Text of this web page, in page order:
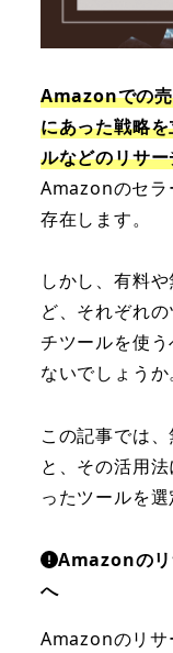
Amazonでの
にあった戦略
ルなどのリサ
Amazonのセラ
存在します。
しかし、有料
ど、それぞれ
チツールを使
ないでしょうか
この記事では
と、その活用
ったツールを
Amazonのリ
へ
Amazonのリサ